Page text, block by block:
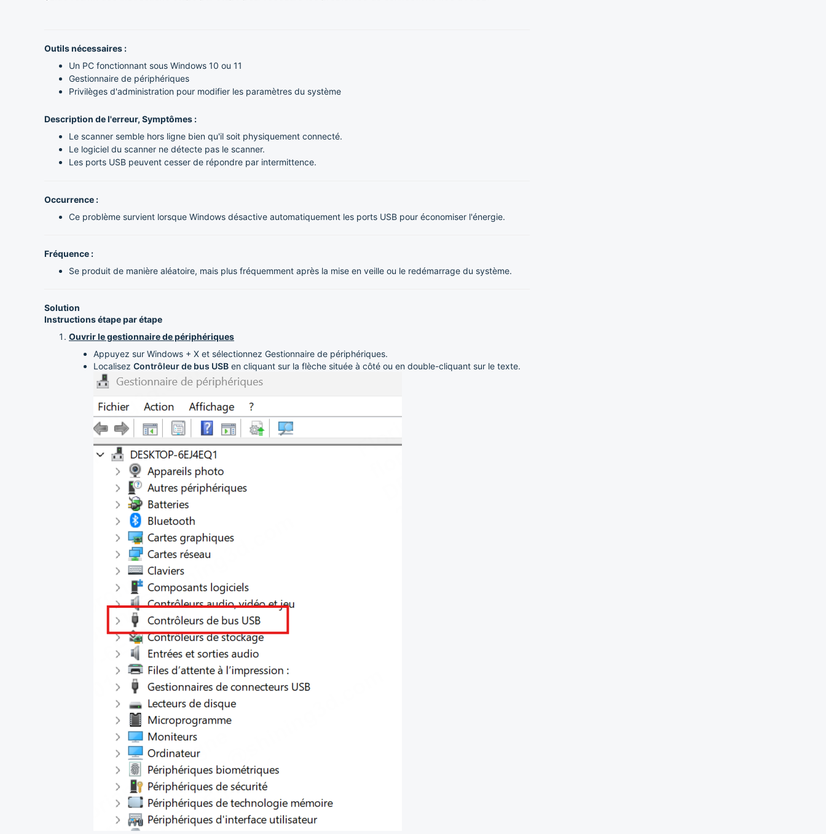
Outils nécessaires :
Un PC fonctionnant sous Windows 10 ou 11
Gestionnaire de périphériques
Privilèges d'administration pour modifier les paramètres du système
Description de l'erreur, Symptômes :
Le scanner semble hors ligne bien qu'il soit physiquement connecté.
Le logiciel du scanner ne détecte pas le scanner.
Les ports USB peuvent cesser de répondre par intermittence.
Occurrence :
Ce problème survient lorsque Windows désactive automatiquement les ports USB pour économiser l'énergie.
Fréquence :
Se produit de manière aléatoire, mais plus fréquemment après la mise en veille ou le redémarrage du système.
Solution
Instructions étape par étape
Ouvrir le gestionnaire de périphériques
Appuyez sur Windows + X et sélectionnez Gestionnaire de périphériques.
Localisez Contrôleur de bus USB en cliquant sur la flèche située à côté ou en double-cliquant sur le texte.